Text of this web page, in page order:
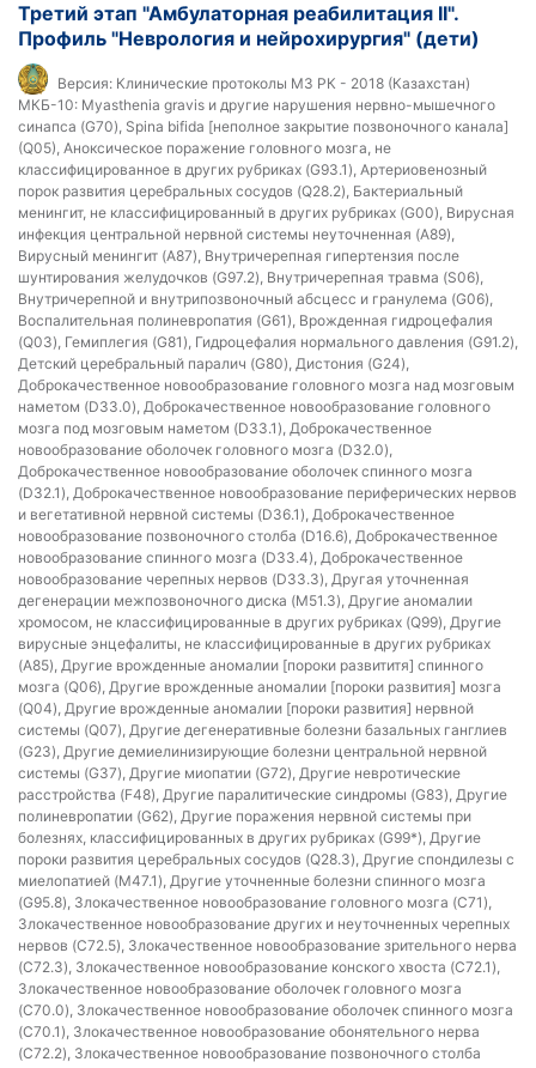
Третий этап "Амбулаторная реабилитация II".
Профиль "Неврология и нейрохирургия" (дети)
Версия: Клинические протоколы МЗ РК - 2018 (Казахстан)
МКБ-10: Myasthenia gravis и другие нарушения нервно-мышечного
синапса (G70), Spina bifida [неполное закрытие позвоночного канала]
(Q05), Аноксическое поражение головного мозга, не
классифицированное в других рубриках (G93.1), Артериовенозный
порок развития церебральных сосудов (Q28.2), Бактериальный
менингит, не классифицированный в других рубриках (G00), Вирусная
инфекция центральной нервной системы неуточненная (A89),
Вирусный менингит (A87), Внутричерепная гипертензия после
шунтирования желудочков (G97.2), Внутричерепная травма (S06),
Внутричерепной и внутрипозвоночный абсцесс и гранулема (G06),
Воспалительная полиневропатия (G61), Врожденная гидроцефалия
(Q03), Гемиплегия (G81), Гидроцефалия нормального давления (G91.2),
Детский церебральный паралич (G80), Дистония (G24),
Доброкачественное новообразование головного мозга над мозговым
наметом (D33.0), Доброкачественное новообразование головного
мозга под мозговым наметом (D33.1), Доброкачественное
новообразование оболочек головного мозга (D32.0),
Доброкачественное новообразование оболочек спинного мозга
(D32.1), Доброкачественное новообразование периферических нервов
и вегетативной нервной системы (D36.1), Доброкачественное
новообразование позвоночного столба (D16.6), Доброкачественное
новообразование спинного мозга (D33.4), Доброкачественное
новообразование черепных нервов (D33.3), Другая уточненная
дегенерации межпозвоночного диска (M51.3), Другие аномалии
хромосом, не классифицированные в других рубриках (Q99), Другие
вирусные энцефалиты, не классифицированные в других рубриках
(A85), Другие врожденные аномалии [пороки развититя] спинного
мозга (Q06), Другие врожденные аномалии [пороки развития] мозга
(Q04), Другие врожденные аномалии [пороки развития] нервной
системы (Q07), Другие дегенеративные болезни базальных ганглиев
(G23), Другие демиелинизирующие болезни центральной нервной
системы (G37), Другие миопатии (G72), Другие невротические
расстройства (F48), Другие паралитические синдромы (G83), Другие
полиневропатии (G62), Другие поражения нервной системы при
болезнях, классифицированных в других рубриках (G99*), Другие
пороки развития церебральных сосудов (Q28.3), Другие спондилезы с
миелопатией (M47.1), Другие уточненные болезни спинного мозга
(G95.8), Злокачественное новообразование головного мозга (C71),
Злокачественное новообразование других и неуточненных черепных
нервов (C72.5), Злокачественное новообразование зрительного нерва
(C72.3), Злокачественное новообразование конского хвоста (C72.1),
Злокачественное новообразование оболочек головного мозга
(C70.0), Злокачественное новообразование оболочек спинного мозга
(C70.1), Злокачественное новообразование обонятельного нерва
(C72.2), Злокачественное новообразование позвоночного столба